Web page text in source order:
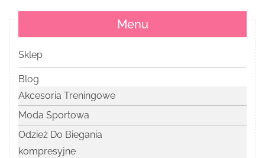
Menu
Sklep
Blog
Akcesoria Treningowe
Moda Sportowa
Odzież Do Biegania
kompresyjne